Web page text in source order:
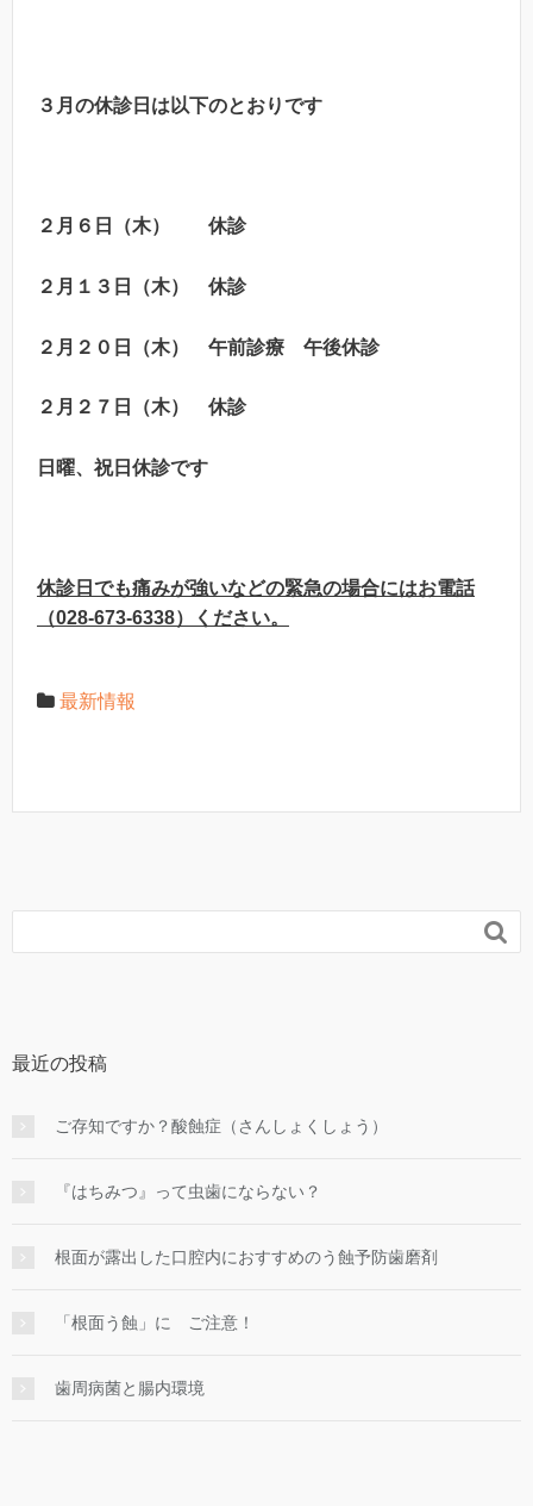
３月の休診日は以下のとおりです
２月６日（木） 休診
２月１３日（木） 休診
２月２０日（木） 午前診療 午後休診
２月２７日（木） 休診
日曜、祝日休診です
休診日でも痛みが強いなどの緊急の場合にはお電話
（028-673-6338）ください。
最新情報

最近の投稿
ご存知ですか？酸蝕症（さんしょくしょう）
『はちみつ』って虫歯にならない？
根面が露出した口腔内におすすめのう蝕予防歯磨剤
「根面う蝕」に ご注意！
歯周病菌と腸内環境